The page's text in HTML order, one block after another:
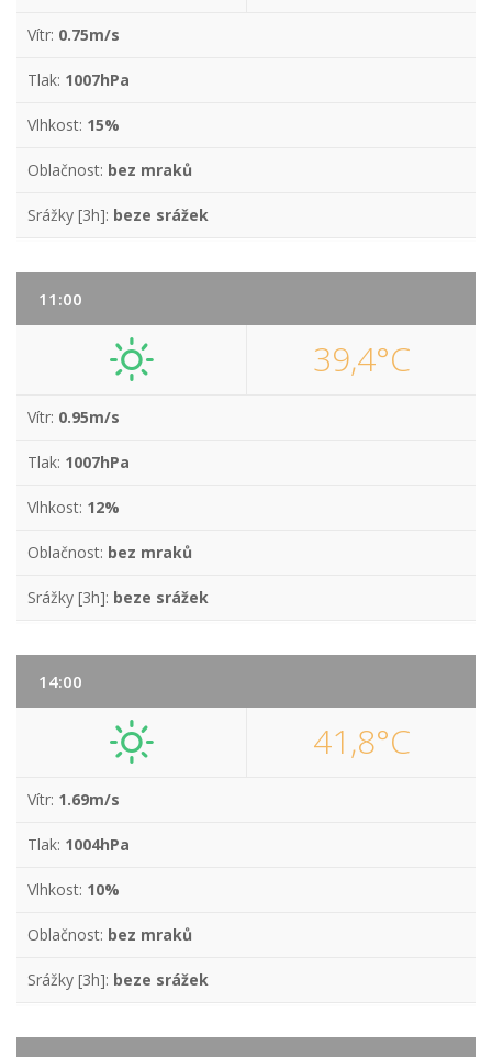
Vítr: 0.75m/s
Tlak: 1007hPa
Vlhkost: 15%
Oblačnost: bez mraků
Srážky [3h]: beze srážek
11:00
39,4°C
Vítr: 0.95m/s
Tlak: 1007hPa
Vlhkost: 12%
Oblačnost: bez mraků
Srážky [3h]: beze srážek
14:00
41,8°C
Vítr: 1.69m/s
Tlak: 1004hPa
Vlhkost: 10%
Oblačnost: bez mraků
Srážky [3h]: beze srážek